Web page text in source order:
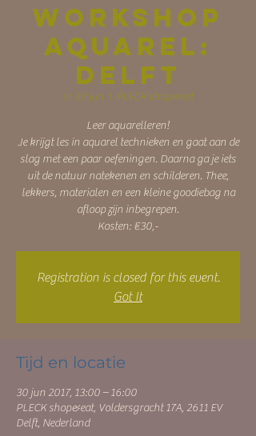
Workshop
aquarel:
Delft
vr 30 jun
  |
PLECK shop&eat
Leer aquarelleren!
Je krijgt les in aquarel technieken en gaat aan de
slag met een paar oefeningen. Daarna ga je iets
uit de natuur natekenen en schilderen. Thee,
lekkers, materialen en een kleine goodiebag na
afloop zijn inbegrepen.
Kosten: €30,-
Registration is closed for this event.
Got It
Tijd en locatie
30 jun 2017, 13:00 – 16:00
PLECK shop&eat, Voldersgracht 17A, 2611 EV
Delft, Nederland